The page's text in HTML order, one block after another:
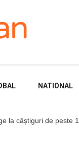
NATIONAL
la câștiguri de peste